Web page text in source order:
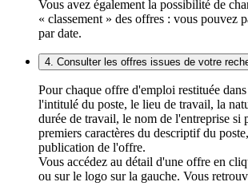
Vous avez également la possibilité de
« classement » des offres : vous pouvez
par date.
4. Consulter les offres issues de votre
Pour chaque offre d'emploi restituée
l'intitulé du poste, le lieu de travail, la
durée de travail, le nom de l'entreprise si
premiers caractères du descriptif du
publication de l'offre.
Vous accédez au détail d'une offre en
ou sur le logo sur la gauche. Vous